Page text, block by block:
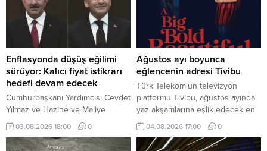
tenis ve bisiklet yayınları gibi
dünyanın önde gelen spor
müsabakalarını takip edebiliyor.
küresel lojistik merkezine
dönüşecek.
Enflasyonda düşüş eğilimi
sürüyor: Kalıcı fiyat istikrarı
hedefi devam edecek
Cumhurbaşkanı Yardımcısı Cevdet
Yılmaz ve Hazine ve Maliye
Bakanı Mehmet Şimşek, temmuz
ayı enflasyon verilerini
değerlendirdi. Ekonomi yönetimi,
03.08.2026 18:00 0
Ağustos ayı boyunca
eğlencenin adresi Tivibu
Türk Telekom'un televizyon
platformu Tivibu, ağustos ayında
yaz akşamlarına eşlik edecek en
yeni yapımları ve sevilen klasikleri
izleyicilerle buluşturmaya devam
ediyor. Birbirinden yeni yapımların
04.08.2026 17:00 0